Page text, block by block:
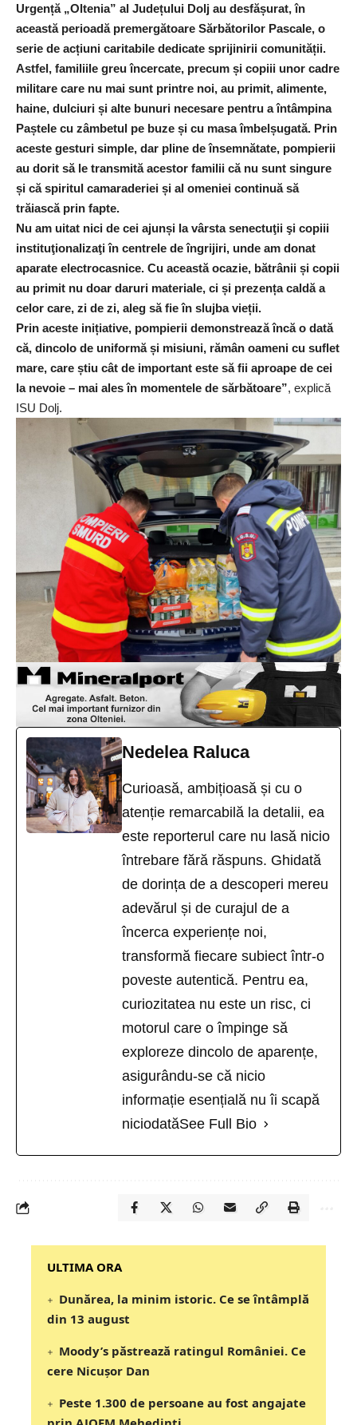
Urgență „Oltenia” al Județului Dolj au desfășurat, în
această perioadă premergătoare Sărbătorilor Pascale, o
serie de acțiuni caritabile dedicate sprijinirii comunității.
Astfel, familiile greu încercate, precum și copiii unor cadre
militare care nu mai sunt printre noi, au primit, alimente,
haine, dulciuri și alte bunuri necesare pentru a întâmpina
Paștele cu zâmbetul pe buze și cu masa îmbelșugată. Prin
aceste gesturi simple, dar pline de însemnătate, pompierii
au dorit să le transmită acestor familii că nu sunt singure
și că spiritul camaraderiei și al omeniei continuă să
trăiască prin fapte.
Nu am uitat nici de cei ajunși la vârsta senectuţii şi copiii
instituţionalizaţi în centrele de îngrijiri, unde am donat
aparate electrocasnice. Cu această ocazie, bătrânii și copii
au primit nu doar daruri materiale, ci și prezența caldă a
celor care, zi de zi, aleg să fie în slujba vieții.
Prin aceste inițiative, pompierii demonstrează încă o dată
că, dincolo de uniformă și misiuni, rămân oameni cu suflet
mare, care știu cât de important este să fii aproape de cei
la nevoie – mai ales în momentele de sărbătoare”, explică
ISU Dolj.
Nedelea Raluca
Curioasă, ambițioasă și cu o
atenție remarcabilă la detalii, ea
este reporterul care nu lasă nicio
întrebare fără răspuns. Ghidată
de dorința de a descoperi mereu
adevărul și de curajul de a
încerca experiențe noi,
transformă fiecare subiect într-o
poveste autentică. Pentru ea,
curiozitatea nu este un risc, ci
motorul care o împinge să
exploreze dincolo de aparențe,
asigurându-se că nicio
informație esențială nu îi scapă
niciodatăSee Full Bio
‎‎‎‎‎‎‎ULTIMA ORA
Dunărea, la minim istoric. Ce se întâmplă
din 13 august
Moody’s păstrează ratingul României. Ce
cere Nicușor Dan
Peste 1.300 de persoane au fost angajate